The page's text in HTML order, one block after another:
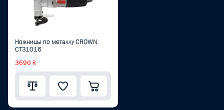
Ножницы по металлу CROWN
CT31016
3690 ₴